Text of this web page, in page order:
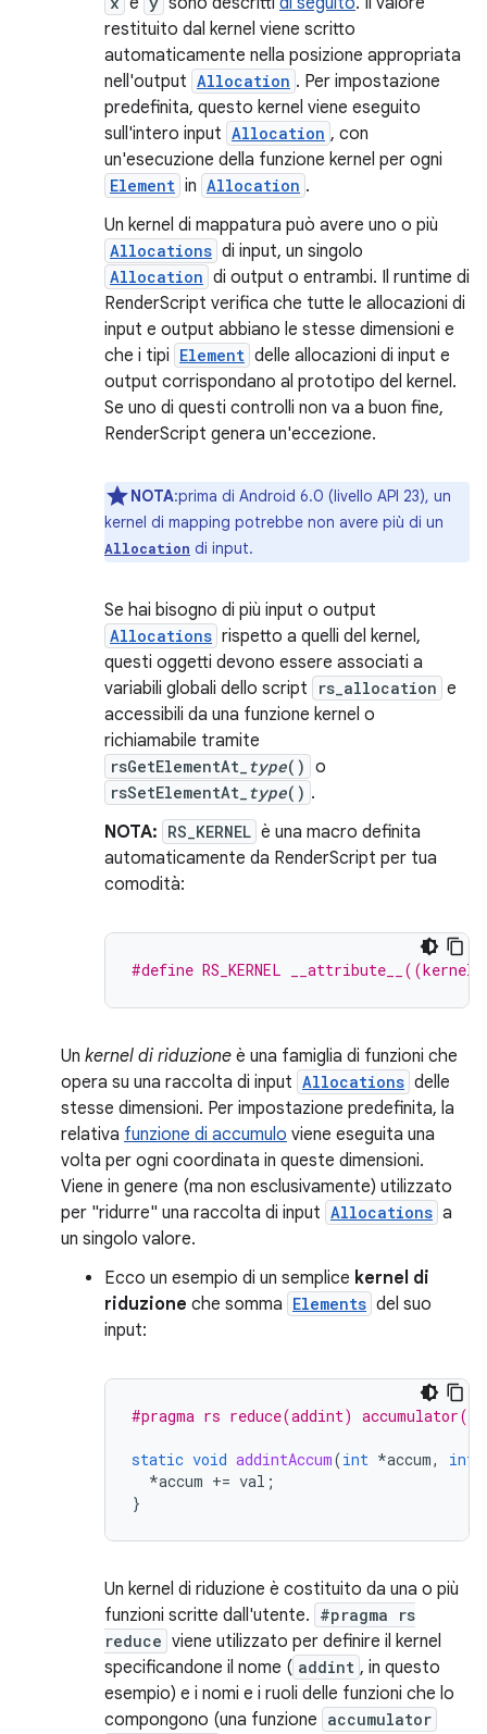
restituito dal kernel viene scritto
automaticamente nella posizione appropriata
nell'output Allocation . Per impostazione
predefinita, questo kernel viene eseguito
sull'intero input Allocation , con
un'esecuzione della funzione kernel per ogni
Element in Allocation .
Un kernel di mappatura può avere uno o più
Allocations di input, un singolo
Allocation di output o entrambi. Il runtime di
RenderScript verifica che tutte le allocazioni di
input e output abbiano le stesse dimensioni e
che i tipi Element delle allocazioni di input e
output corrispondano al prototipo del kernel.
Se uno di questi controlli non va a buon fine,
RenderScript genera un'eccezione.
NOTA:prima di Android 6.0 (livello API 23), un
kernel di mapping potrebbe non avere più di un
Allocation di input.
Se hai bisogno di più input o output
Allocations rispetto a quelli del kernel,
questi oggetti devono essere associati a
variabili globali dello script
rs_allocation e
accessibili da una funzione kernel o
richiamabile tramite
rsGetElementAt_ type() o
rsSetElementAt_ type() .
NOTA: RS_KERNEL è una macro definita
automaticamente da RenderScript per tua
comodità:
#define RS_KERNEL
Un kernel di riduzione è una famiglia di funzioni che
opera su una raccolta di input Allocations delle
stesse dimensioni. Per impostazione predefinita, la
relativa funzione di accumulo viene eseguita una
volta per ogni coordinata in queste dimensioni.
Viene in genere (ma non esclusivamente) utilizzato
per "ridurre" una raccolta di input Allocations a
un singolo valore.
Ecco un esempio di un semplice kernel di
riduzione che somma Elements del suo
input:
#pragma rs reduce(addint)
static void addintAccum(int *accum, int
*accum += val ;
}
Un kernel di riduzione è costituito da una o più
funzioni scritte dall'utente. #pragma rs
reduce viene utilizzato per definire il kernel
specificandone il nome ( addint , in questo
esempio) e i nomi e i ruoli delle funzioni che lo
compongono (una funzione accumulator